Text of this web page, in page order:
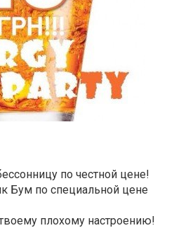
по честной цене!
Бум по специальной цене
плохому настроению!